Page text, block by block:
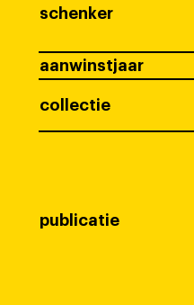
schenker
aanwinstjaar
collectie
publicatie